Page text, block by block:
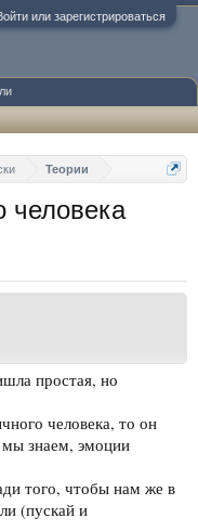
или зарегистрироваться
Теории
человека
простая, но
человека, то он
знаем, эмоции
того, чтобы нам же в
(пускай и